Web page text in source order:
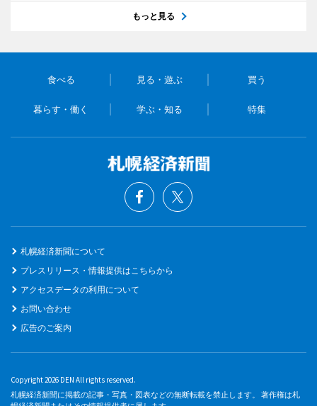
もっと見る
食べる 見る・遊ぶ 買う
暮らす・働く 学ぶ・知る 特集
札幌経済新聞について
プレスリリース・情報提供はこちらから
アクセスデータの利用について
お問い合わせ
広告のご案内
Copyright 2026 DEN All rights reserved.
札幌経済新聞に掲載の記事・写真・図表などの無断転載を禁止します。 著作権は札